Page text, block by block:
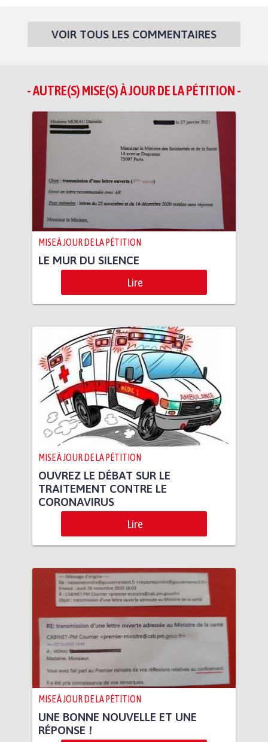
VOIR TOUS LES COMMENTAIRES
- AUTRE(S) MISE(S) À JOUR DE LA PÉTITION -
MISE À JOUR DE LA PÉTITION
LE MUR DU SILENCE
Lire
MISE À JOUR DE LA PÉTITION
OUVREZ LE DÉBAT SUR LE
TRAITEMENT CONTRE LE
CORONAVIRUS
Lire
MISE À JOUR DE LA PÉTITION
UNE BONNE NOUVELLE ET UNE
RÉPONSE !